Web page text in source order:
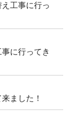
工事に行っ
に行ってき
ました！